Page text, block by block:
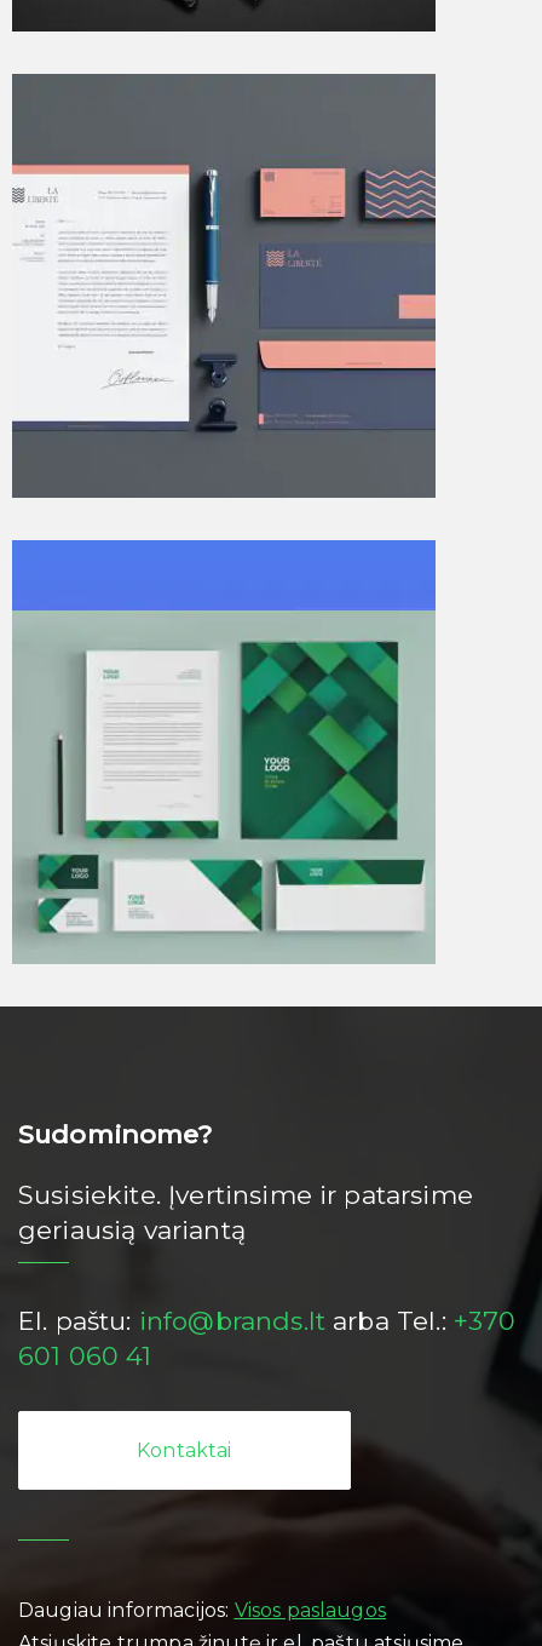
Sudominome?
Susisiekite. Įvertinsime ir patarsime
geriausią variantą
El. paštu: info@brands.lt arba Tel.: +370
601 060 41
Kontaktai
Daugiau informacijos: Visos paslaugos